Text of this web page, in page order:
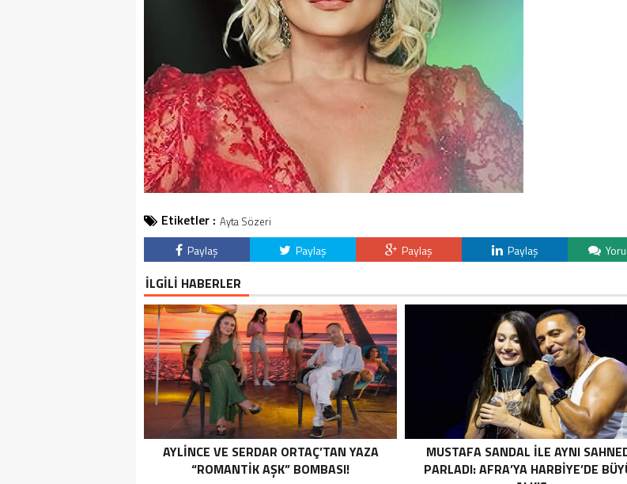
Etiketler : Ayta Sözeri
Paylaş Paylaş Paylaş Paylaş
İLGİLİ HABERLER
AYLİNCE VE SERDAR ORTAÇ’TAN YAZA
“ROMANTİK AŞK” BOMBASI!
MUSTAFA SANDAL İLE AYNI
PARLADI: AFRA’YA HARBİYE’DE